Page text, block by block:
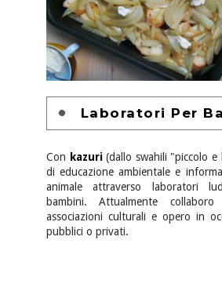
Laboratori Per
Con kazuri(dallo swahili "piccolo e
di educazione ambientale e
animale attraverso laboratori
bambini. Attualmente
associazioni culturali e opero in
pubblici o privati.